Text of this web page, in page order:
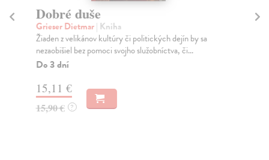
Dobré duše
Grieser Dietmar| Kniha
Žiaden z velikánov kultúry či politických dejín by sa
nezaobišiel bez pomoci svojho služobníctva, či...
Do 3 dní
15,11 €
15,90 € ?